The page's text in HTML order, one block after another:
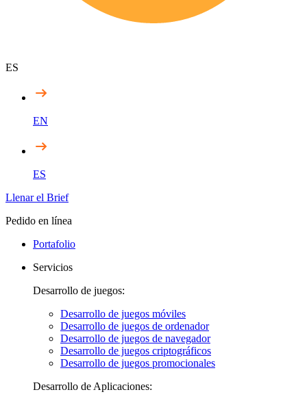
ES
EN
ES
Llenar el Brief
Pedido en línea
Portafolio
Servicios
Desarrollo de juegos:
Desarrollo de juegos móviles
Desarrollo de juegos de ordenador
Desarrollo de juegos de navegador
Desarrollo de juegos criptográficos
Desarrollo de juegos promocionales
Desarrollo de Aplicaciones: